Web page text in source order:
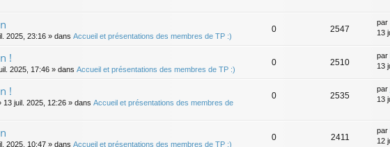
2025, 23:16 » dans Accueil et présentations des membres de TP :)
0 2547
par
13
!
2025, 17:46 » dans Accueil et présentations des membres de TP :)
0 2510
par
13
!
13 juil. 2025, 12:26 » dans Accueil et présentations des membres de
0 2535
par
13
2025, 10:47 » dans Accueil et présentations des membres de TP :)
0 2411
par
12